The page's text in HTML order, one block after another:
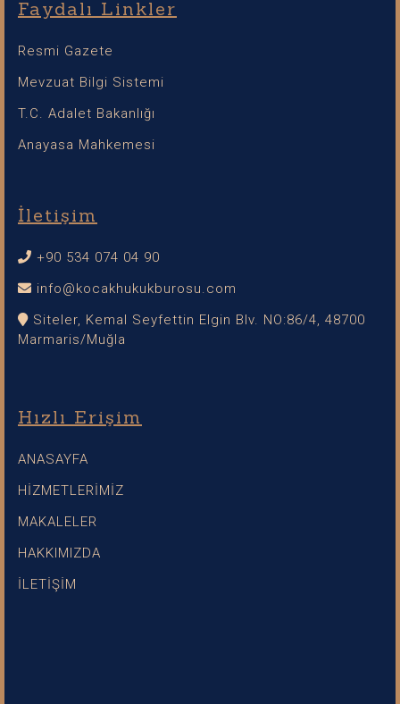
Faydalı Linkler
Resmi Gazete
Mevzuat Bilgi Sistemi
T.C. Adalet Bakanlığı
Anayasa Mahkemesi
İletişim
+90 534 074 04 90
info@kocakhukukburosu.com
Siteler, Kemal Seyfettin Elgin Blv. NO:86/4, 48700
Marmaris/Muğla
Hızlı Erişim
ANASAYFA
HİZMETLERİMİZ
MAKALELER
HAKKIMIZDA
İLETİŞİM